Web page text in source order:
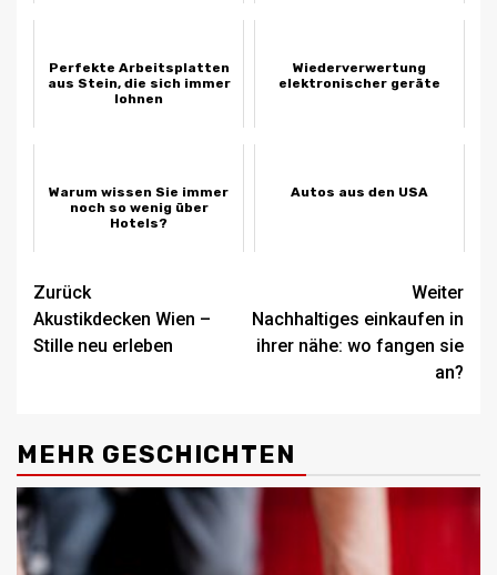
Perfekte Arbeitsplatten
aus Stein, die sich immer
lohnen
Wiederverwertung
elektronischer geräte
Warum wissen Sie immer
noch so wenig über
Hotels?
Autos aus den USA
Beitragsnavigation
Zurück
Akustikdecken Wien –
Stille neu erleben
Weiter
Nachhaltiges einkaufen in
ihrer nähe: wo fangen sie
an?
MEHR GESCHICHTEN